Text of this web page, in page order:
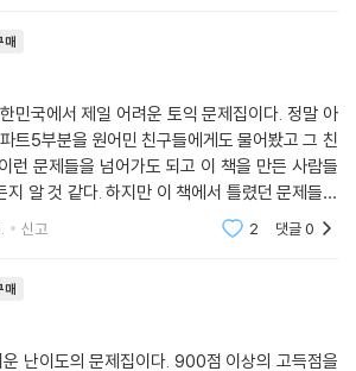
매
국에서 제일 어려운 토익 문제집이다. 정말 아
5부분을 원어민 친구들에게도 물어봤고 그 친
을 넘어가도 되고 이 책을 만든 사람들
이 책에서 틀렸던 문제들이
이 아주 어렵기 때문에 3회
신고 2 댓글0
매
난이도의 문제집이다. 900점 이상의 고득점을